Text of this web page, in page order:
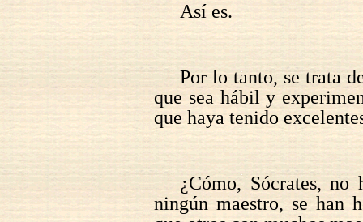
Así es.
Por lo tanto, se trata
que sea hábil y
que haya tenido
¿Cómo, Sócrates, no
ningún maestro, se han